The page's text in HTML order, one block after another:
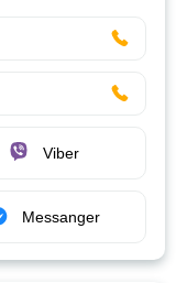
Viber
Messanger